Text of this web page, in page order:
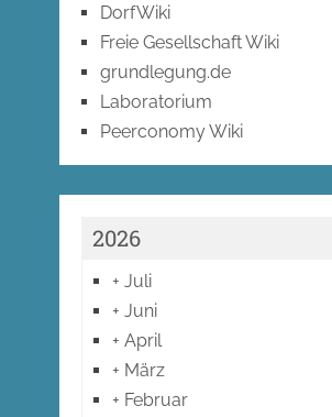
DorfWiki
Freie Gesellschaft Wiki
grundlegung.de
Laboratorium
Peerconomy Wiki
2026
+ Juli
+ Juni
+ April
+ März
+ Februar